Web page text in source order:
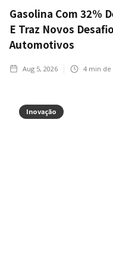
Gasolina Com 32%
E Traz Novos
Automotivos
Aug 5, 2026 4 min de
Inovação